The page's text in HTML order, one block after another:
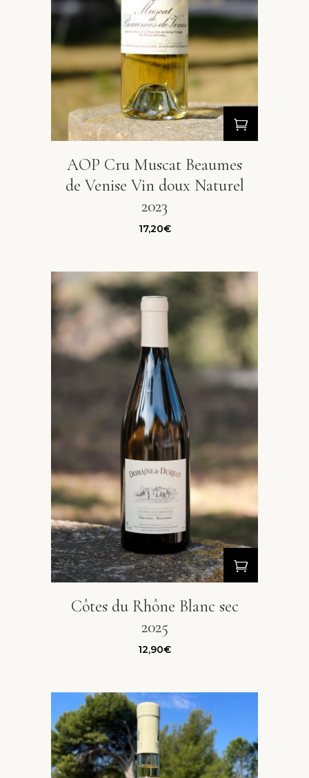
AOP Cru Muscat Beaumes
de Venise Vin doux Naturel
2023
17,20€
Côtes du Rhône Blanc sec
2025
12,90€